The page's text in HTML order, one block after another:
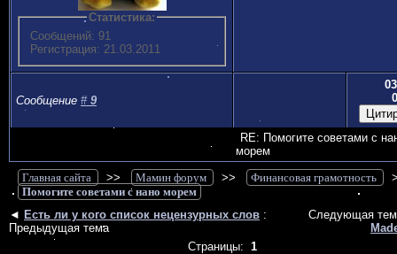
Статистика:
Сообщений: 91
Регистрация: 21.03.2011
Сообщение # 9
RE: Помогите советами с
морем
Главная сайта
>> Мамин форум >> Финансовая грамотность
Помогите советами с нано морем
◄ Есть ли у кого список нецензурных слов :
Предыдущая тема
Следующая
Страницы: 1